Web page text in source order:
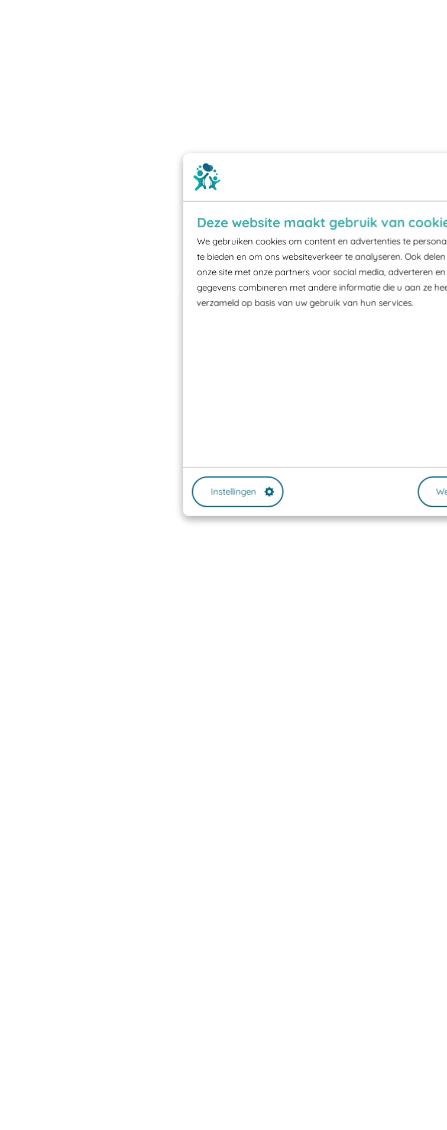
Deze website maakt gebruik van
We gebruiken cookies om content en advertenties te
te bieden en om ons websiteverkeer te analyseren. Ook
onze site met onze partners voor social media, adverteren
gegevens combineren met andere informatie die u aan ze
verzameld op basis van uw gebruik van hun services.
Instellingen